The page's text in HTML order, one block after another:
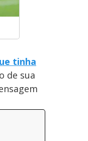
tinha
de sua